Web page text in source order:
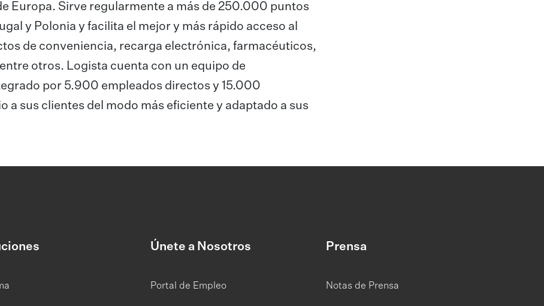
Europa. Sirve regularmente a más de 250.000 puntos
y Polonia y facilita el mejor y más rápido acceso al
de conveniencia, recarga electrónica, farmacéuticos,
otros. Logista cuenta con un equipo de
por 5.900 empleados directos y 15.000
a sus clientes del modo más eficiente y adaptado a sus
Únete a Nosotros
Portal de Empleo
Prensa
Notas de Prensa